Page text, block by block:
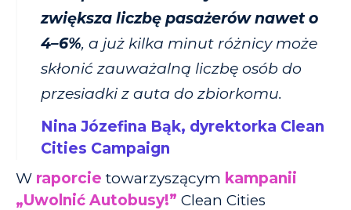
zwiększa liczbę pasażerów nawet o
4–6%, a już kilka minut różnicy może
skłonić zauważalną liczbę osób do
przesiadki z auta do zbiorkomu.
Nina Józefina Bąk, dyrektorka Clean
Cities Campaign
W raporcie towarzyszącym kampanii
„Uwolnić Autobusy!” Clean Cities